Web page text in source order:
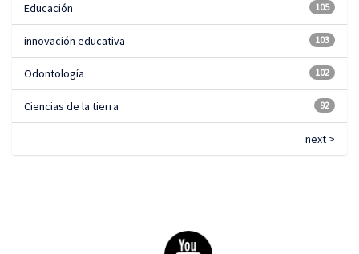
105
Educación
103
innovación educativa
102
Odontología
92
Ciencias de la tierra
next >